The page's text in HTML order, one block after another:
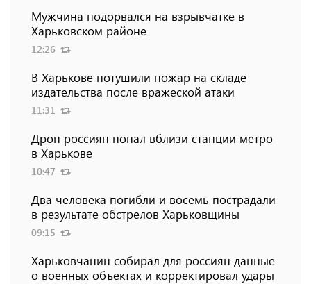
Мужчина подорвался на взрывчатке в
Харьковском районе
12:26
В Харькове потушили пожар на складе
издательства после вражеской атаки
11:31
Дрон россиян попал вблизи станции метро
в Харькове
10:47
Два человека погибли и восемь пострадали
в результате обстрелов Харьковщины
09:15
Харьковчанин собирал для россиян данные
о военных объектах и ​​корректировал удары